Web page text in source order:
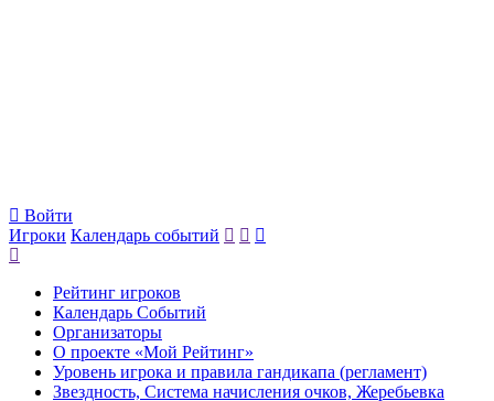
Войти
Игроки Календарь событий
Рейтинг игроков
Календарь Событий
Организаторы
О проекте «Мой Рейтинг»
Уровень игрока и правила гандикапа (регламент)
Звездность, Система начисления очков, Жеребьевка